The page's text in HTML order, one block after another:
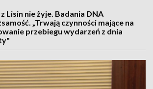
Lisin nie żyje. Badania DNA
„Trwają czynności mające na
przebiegu wydarzeń z dnia